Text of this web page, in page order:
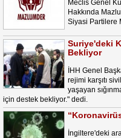
Meclis Genel
Hakkında
Siyasi Partilere
Suriye'deki
Bekliyor
İHH Genel
rejimi karşıtı
yaşayan
için destek bekliyor." dedi.
İngiltere'deki